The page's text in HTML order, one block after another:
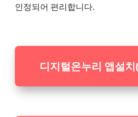
인정되어 편리합니다.
디지털온누리 앱설